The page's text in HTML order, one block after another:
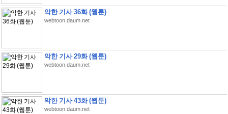
악한 기사 36화 (웹툰)
webtoon.daum.net
악한 기사 29화 (웹툰)
webtoon.daum.net
악한 기사 43화 (웹툰)
webtoon.daum.net